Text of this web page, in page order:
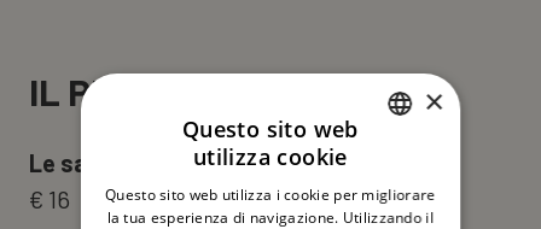
IL PESCE
Le sarde a beccafico
€ 16
ENGLISH
×
Questo sito web
utilizza cookie
Questo sito web utilizza i cookie per migliorare
la tua esperienza di navigazione. Utilizzando il